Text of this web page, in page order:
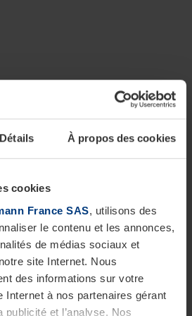
Détails À propos des cookies
cookies
France SAS, utilisons des
le contenu et les annonces,
de médias sociaux et
site Internet. Nous
des informations sur votre
Internet à nos partenaires gérant
et l’analyse. Nos